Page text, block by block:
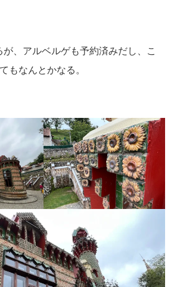
、アルベルゲも予約済みだし、こ
もなんとかなる。